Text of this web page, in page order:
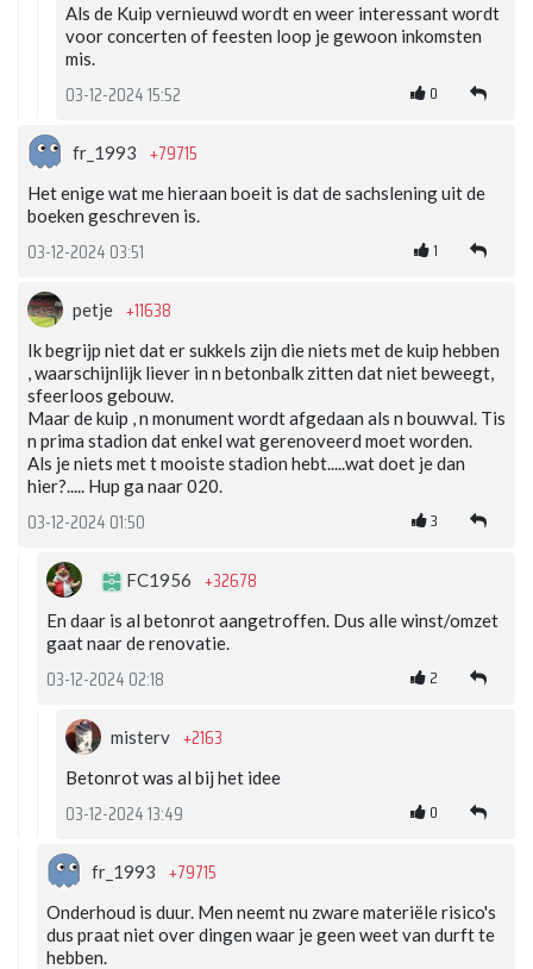
Als de Kuip vernieuwd wordt en weer interessant wordt
voor concerten of feesten loop je gewoon inkomsten
mis.
03-12-2024 15:52 0
fr_1993 +79715
Het enige wat me hieraan boeit is dat de sachslening uit de
boeken geschreven is.
03-12-2024 03:51 1
petje +11638
Ik begrijp niet dat er sukkels zijn die niets met de kuip hebben
, waarschijnlijk liever in n betonbalk zitten dat niet beweegt,
sfeerloos gebouw.
Maar de kuip , n monument wordt afgedaan als n bouwval. Tis
n prima stadion dat enkel wat gerenoveerd moet worden.
Als je niets met t mooiste stadion hebt.....wat doet je dan
hier?..... Hup ga naar 020.
03-12-2024 01:50 3
FC1956 +32678
En daar is al betonrot aangetroffen. Dus alle winst/omzet
gaat naar de renovatie.
03-12-2024 02:18 2
misterv +2163
Betonrot was al bij het idee
03-12-2024 13:49 0
fr_1993 +79715
Onderhoud is duur. Men neemt nu zware materiële risico's
dus praat niet over dingen waar je geen weet van durft te
hebben.